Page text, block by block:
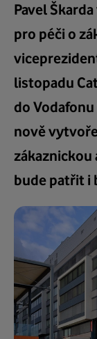
Pavel
pro péči o
listopadu
do
nově
zákaznickou
bude patřit i